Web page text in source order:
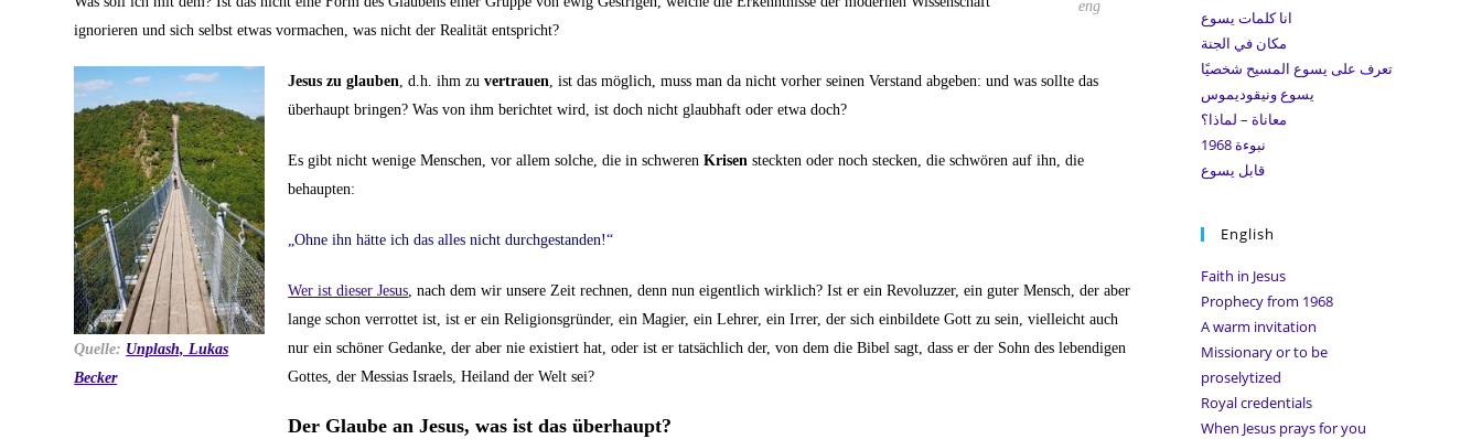
eng
ignorieren und sich selbst etwas vormachen, was nicht der Realität entspricht?
Quelle: Unplash, Lukas
Becker
Jesus zu glauben, d.h. ihm zuvertrauen, ist das möglich, muss man da nicht vorher seinen Verstand abgeben: und was sollte das
überhaupt bringen? Was von ihm berichtet wird, ist doch nicht glaubhaft oder etwa doch?
Es gibt nicht wenige Menschen, vor allem solche, die in schweren Krisen steckten oder noch stecken, die schwören auf ihn, die
behaupten:
„Ohne ihn hätte ich das alles nicht durchgestanden!“
Wer ist dieser Jesus, nach dem wir unsere Zeit rechnen, denn nun eigentlich wirklich? Ist er ein Revoluzzer, ein guter Mensch, der aber
lange schon verrottet ist, ist er ein Religionsgründer, ein Magier, ein Lehrer, ein Irrer, der sich einbildete Gott zu sein, vielleicht auch
nur ein schöner Gedanke, der aber nie existiert hat, oder ist er tatsächlich der, von dem die Bibel sagt, dass er der Sohn des lebendigen
Gottes, der Messias Israels, Heiland der Welt sei?
Der Glaube an Jesus, was ist das überhaupt?
انا كلمات يسوع
مكان في الجنة
تعرف على يسوع المسيح شخصيًا
يسوع ونيقوديموس
معاناة – لماذا؟
نبوءة 1968
قابل يسوع
English
Faith in Jesus
Prophecy from 1968
A warm invitation
Missionary or to be
proselytized
Royal credentials
When Jesus prays for you